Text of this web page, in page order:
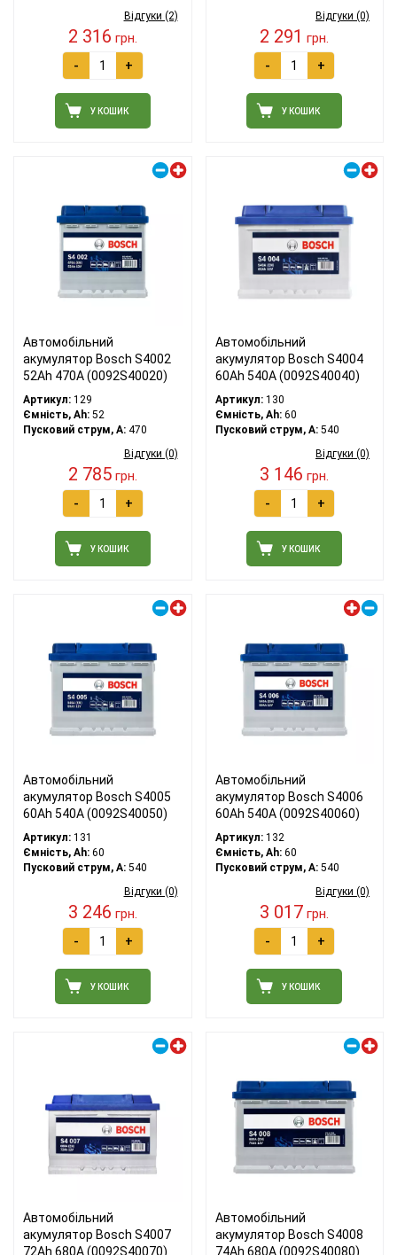
Відгуки (2)
2 316 грн.
- +
У КОШИК
Відгуки (0)
2 291 грн.
- +
У КОШИК
Автомобільний
акумулятор Bosch S4002
52Ah 470A (0092S40020)
Артикул: 129
Ємність, Ah: 52
Пусковий струм, A: 470
Відгуки (0)
2 785грн.
- +
У КОШИК
Автомобільний
акумулятор Bosch S4004
60Ah 540A (0092S40040)
Артикул:130
Ємність, Ah:60
Пусковий струм, A:540
Відгуки (0)
3 146 грн.
- +
У КОШИК
Автомобільний
акумулятор Bosch S4005
60Ah 540A (0092S40050)
Артикул: 131
Ємність, Ah: 60
Пусковий струм, A: 540
Відгуки (0)
3 246 грн.
- +
У КОШИК
Автомобільний
акумулятор Bosch S4006
60Ah 540A (0092S40060)
Артикул:132
Ємність, Ah:60
Пусковий струм, A:540
Відгуки (0)
3 017 грн.
- +
У КОШИК
Автомобільний
акумулятор Bosch S4007
72Ah 680A (0092S40070)
Автомобільний
акумулятор Bosch S4008
74Ah 680A (0092S40080)